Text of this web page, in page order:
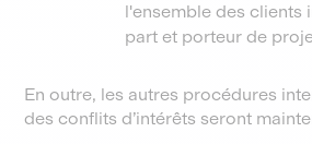
l'ensemble des clients
part et porteur de
En outre, les autres procédures
des conflits d’intérêts seront